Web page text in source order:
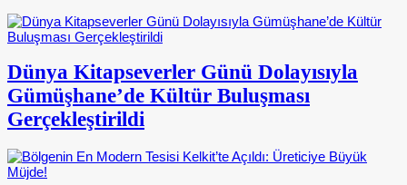
Dünya Kitapseverler Günü Dolayısıyla
Gümüşhane’de Kültür Buluşması
Gerçekleştirildi